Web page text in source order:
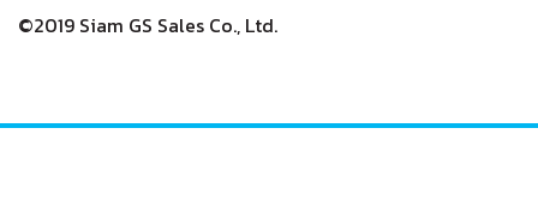
©2019 Siam GS Sales Co., Ltd.